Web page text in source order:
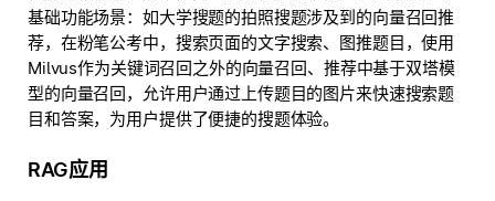
基础功能场景：如大学搜题的拍照搜题涉及到的向量召回推
荐，在粉笔公考中，搜索页面的文字搜索、图推题目，使用
Milvus作为关键词召回之外的向量召回、推荐中基于双塔模
型的向量召回，允许用户通过上传题目的图片来快速搜索题
目和答案，为用户提供了便捷的搜题体验。
RAG应用